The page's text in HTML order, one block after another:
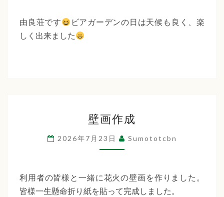
月
ー
ン
由良荘です
ビアガーデンの日は天候も良く、楽
しく出来ました
画
作
成
壁画作成
2026年7月23日 Sumototcbn
利用者の皆様と一緒に花火の壁画を作りました。
皆様一生懸命折り紙を貼って完成しました。